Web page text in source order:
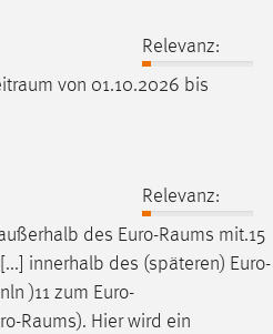
Relevanz:
von 01.10.2026 bis
Relevanz:
des Euro-Raums mit.15
innerhalb des (späteren) Euro-
)11 zum Euro-
Raums). Hier wird ein